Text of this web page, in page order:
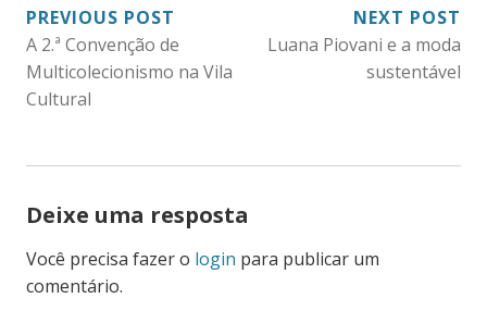
NAVEGAÇÃO
DE
POST
PREVIOUS POST
A 2.ª Convenção de
Multicolecionismo na Vila
Cultural
NEXT POST
Luana Piovani e a moda
sustentável
Deixe uma resposta
Você precisa fazer o login para publicar um
comentário.